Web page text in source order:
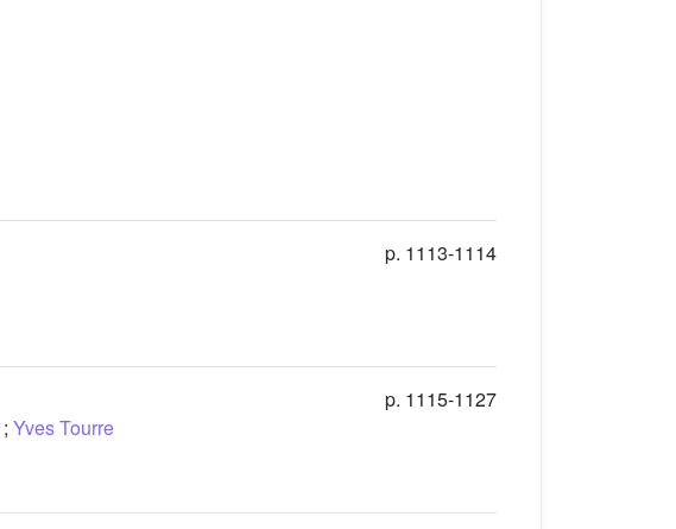
p. 1113-1114
; Yves Tourre
p. 1115-1127